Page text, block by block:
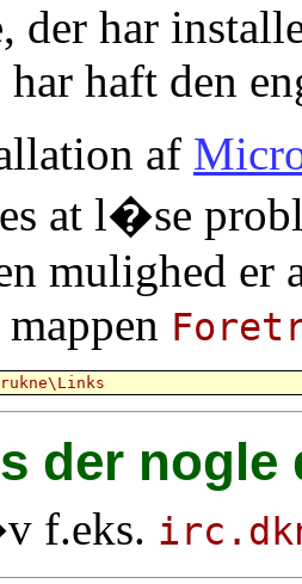
der har
har haft den
af
at l�se
mulighed er
der nogle
f.eks.